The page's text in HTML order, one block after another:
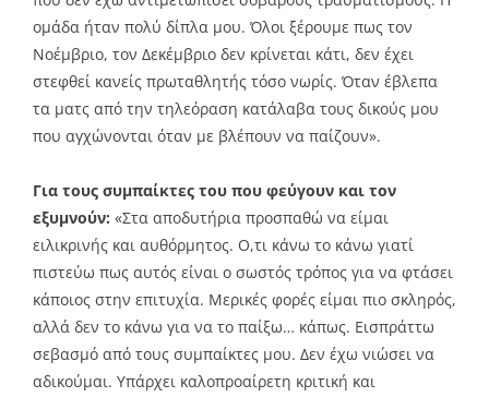
ομάδα ήταν πολύ δίπλα μου. Όλοι ξέρουμε πως τον
Νοέμβριο, τον Δεκέμβριο δεν κρίνεται κάτι, δεν έχει
στεφθεί κανείς πρωταθλητής τόσο νωρίς. Όταν έβλεπα
τα ματς από την τηλεόραση κατάλαβα τους δικούς μου
που αγχώνονται όταν με βλέπουν να παίζουν».
Για τους συμπαίκτες του που φεύγουν και τον
εξυμνούν: «Στα αποδυτήρια προσπαθώ να είμαι
ειλικρινής και αυθόρμητος. Ο,τι κάνω το κάνω γιατί
πιστεύω πως αυτός είναι ο σωστός τρόπος για να φτάσει
κάποιος στην επιτυχία. Μερικές φορές είμαι πιο σκληρός,
αλλά δεν το κάνω για να το παίξω… κάπως. Εισπράττω
σεβασμό από τους συμπαίκτες μου. Δεν έχω νιώσει να
αδικούμαι. Υπάρχει καλοπροαίρετη κριτική και